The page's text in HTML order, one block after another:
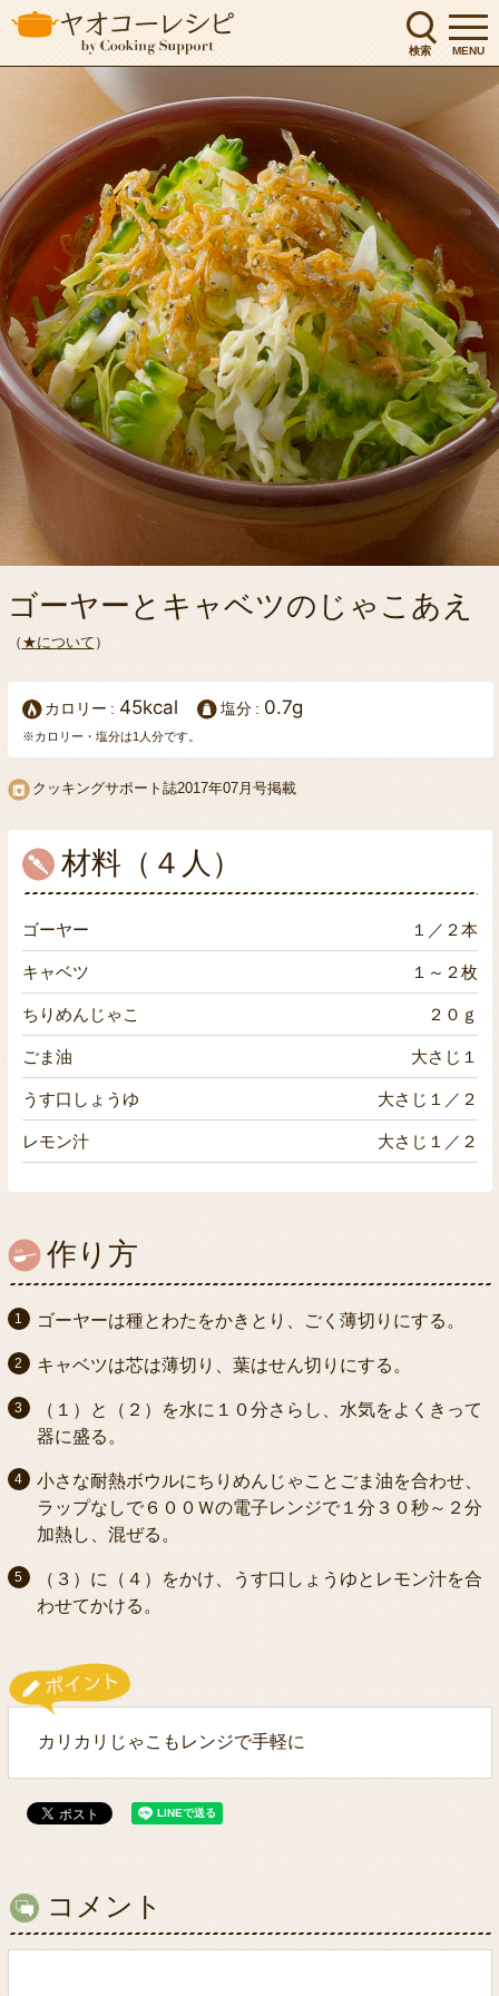
検索 MENU
ゴーヤーとキャベツのじゃこあえ
（ ★について ）
カロリー 45kcal 塩分 0.7g
※カロリー・塩分は1人分です。
クッキングサポート誌2017年07月号掲載
材料（４人）
ゴーヤー １／２本
キャベツ １～２枚
ちりめんじゃこ ２０ｇ
ごま油 大さじ１
うす口しょうゆ 大さじ１／２
レモン汁 大さじ１／２
作り方
ゴーヤーは種とわたをかきとり、ごく薄切りにする。
キャベツは芯は薄切り、葉はせん切りにする。
（１）と（２）を水に１０分さらし、水気をよくきって
器に盛る。
小さな耐熱ボウルにちりめんじゃことごま油を合わせ、
ラップなしで６００Ｗの電子レンジで１分３０秒～２分
加熱し、混ぜる。
（３）に（４）をかけ、うす口しょうゆとレモン汁を合
わせてかける。
カリカリじゃこもレンジで手軽に
コメント